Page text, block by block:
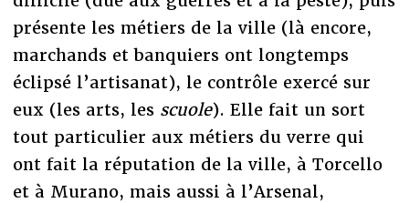
présente les métiers de la ville (là encore,
marchands et banquiers ont longtemps
éclipsé l’artisanat), le contrôle exercé sur
eux (les arts, les scuole). Elle fait un sort
tout particulier aux métiers du verre qui
ont fait la réputation de la ville, à Torcello
et à Murano, mais aussi à l’Arsenal,